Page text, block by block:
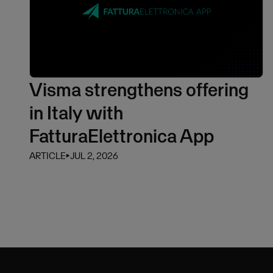
Visma strengthens offering
in Italy with
FatturaElettronica App
ARTICLE⏵JUL 2, 2026